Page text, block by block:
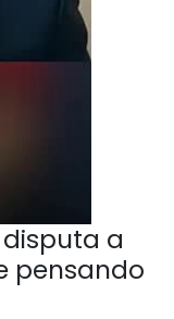
a
pensando